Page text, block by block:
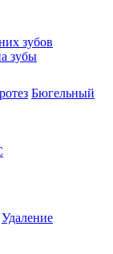
зубов
зубы
Бюгельный
Удаление